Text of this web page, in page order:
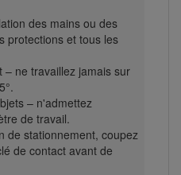
des mains ou des
protections et tous les
– ne travaillez jamais sur
– n'admettez
de travail.
de stationnement, coupez
de contact avant de